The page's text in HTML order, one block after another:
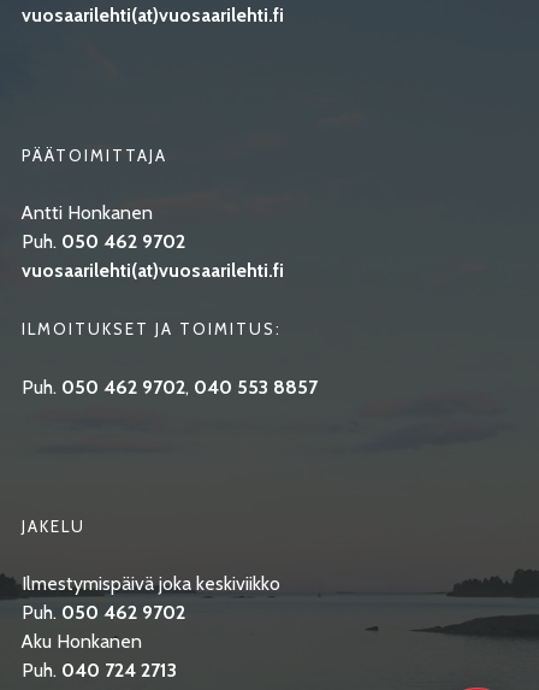
vuosaarilehti(at)vuosaarilehti.fi
PÄÄTOIMITTAJA
Antti Honkanen
Puh. 050 462 9702
vuosaarilehti(at)vuosaarilehti.fi
ILMOITUKSET JA TOIMITUS:
Puh. 050 462 9702, 040 553 8857
JAKELU
Ilmestymispäivä joka keskiviikko
Puh. 050 462 9702
Aku Honkanen
Puh. 040 724 2713